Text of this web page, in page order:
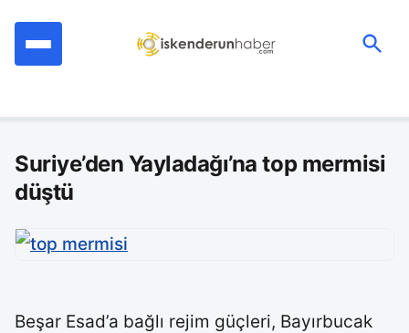
Suriye’den Yayladağı’na top mermisi
düştü
Beşar Esad’a bağlı rejim güçleri, Bayırbucak